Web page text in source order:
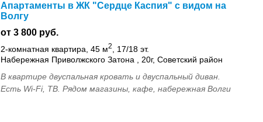
Апартаменты в ЖК "Сердце Каспия" с видом на
Волгу
от 3 800 руб.
2-комнатная квартира, 45 м2
, 17/18 эт.
Набережная Приволжского Затона , 20г, Советский район
В квартире двуспальная кровать и двуспальный диван.
Есть Wi-Fi, ТВ. Рядом магазины, кафе, набережная Волги